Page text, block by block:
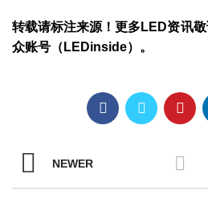
转载请标注来源！更多LED资讯
众账号（LEDinside）。
NEWER